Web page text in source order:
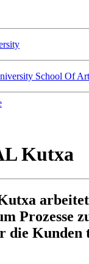
School Of
Kutxa
Prozesse
die Kunden